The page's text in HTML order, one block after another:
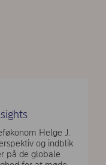
Helge J.
og indblik
på de globale